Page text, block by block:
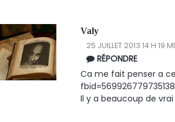
Valy
25 JUILLET 2013 14 H 19
RÉPONDRE
Ca me fait penser a
Il y a beaucoup de